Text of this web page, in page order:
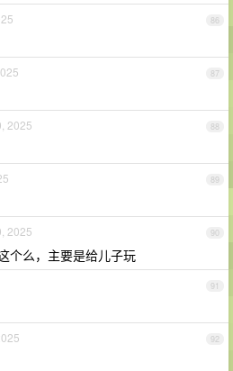
86
87
88
2025
89
90
2025
个么，主要是给儿子玩
91
92